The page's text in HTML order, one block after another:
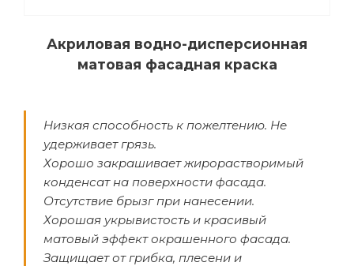
Акриловая водно-дисперсионная
матовая фасадная краска
Низкая способность к пожелтению. Не
удерживает грязь.
Хорошо закрашивает жирорастворимый
конденсат на поверхности фасада.
Отсутствие брызг при нанесении.
Хорошая укрывистость и красивый
матовый эффект окрашенного фасада.
Защищает от грибка, плесени и